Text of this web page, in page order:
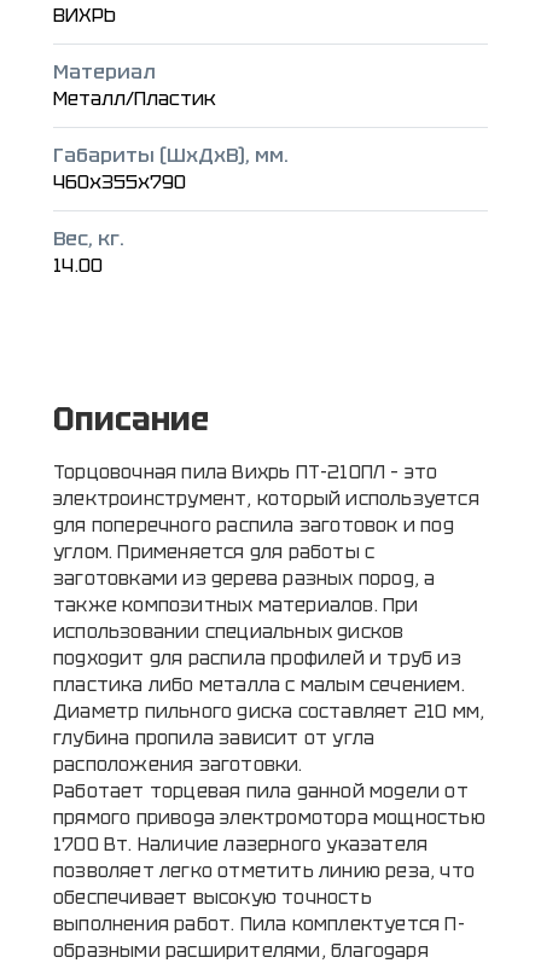
ВИХРЬ
Материал
Металл/Пластик
Габариты (ШxДxВ), мм.
460x355x790
Вес, кг.
14.00
Описание
Торцовочная пила Вихрь ПТ-210ПЛ – это
электроинструмент, который используется
для поперечного распила заготовок и под
углом. Применяется для работы с
заготовками из дерева разных пород, а
также композитных материалов. При
использовании специальных дисков
подходит для распила профилей и труб из
пластика либо металла с малым сечением.
Диаметр пильного диска составляет 210 мм,
глубина пропила зависит от угла
расположения заготовки.
Работает торцевая пила данной модели от
прямого привода электромотора мощностью
1700 Вт. Наличие лазерного указателя
позволяет легко отметить линию реза, что
обеспечивает высокую точность
выполнения работ. Пила комплектуется П-
образными расширителями, благодаря